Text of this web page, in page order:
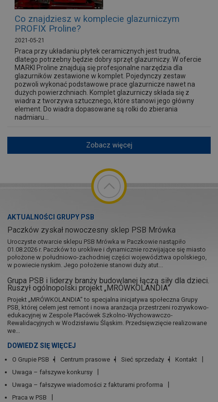
Co znajdziesz w komplecie glazurniczym
PROFIX Proline?
2021-05-21
Praca przy układaniu płytek ceramicznych jest trudna,
dlatego potrzebny będzie dobry sprzęt glazurniczy. W ofercie
MARKI Proline znajdują się profesjonalne narzędzia dla
glazurników zestawione w komplet. Pojedynczy zestaw
pozwoli wykonać podstawowe prace glazurnicze nawet na
dużych powierzchniach. Komplet glazurniczy składa się z
wiadra z tworzywa sztucznego, które stanowi jego główny
element. Do wiadra dopasowane są rolki do zbierania
nadmiaru...
Zobacz więcej
AKTUALNOŚCI GRUPY PSB
Paczków zyskał nowoczesny sklep PSB Mrówka
Uroczyste otwarcie sklepu PSB Mrówka w Paczkowie nastąpiło
01.08.2026 r. Paczków to urokliwe i dynamicznie rozwijające się miasto
położone w południowo-zachodniej części województwa opolskiego,
w powiecie nyskim. Jego położenie stanowi duży atut...
Grupa PSB i liderzy branży budowlanej łączą siły dla dzieci.
Ruszył ogólnopolski projekt „MRÓWKOLANDIA”
Projekt „MRÓWKOLANDIA” to specjalna inicjatywa społeczna Grupy
PSB, której celem jest remont i nowa aranżacja przestrzeni rozrywkowo-
edukacyjnej w Zespole Placówek Szkolno-Wychowawczo-
Rewalidacyjnych w Wodzisławiu Śląskim. Przedsięwzięcie realizowane
we...
DOWIEDZ SIĘ WIĘCEJ
O Grupie PSB Centrum prasowe Sieć sprzedaży
Kontakt
Uwaga – fałszywe konkursy
Uwaga – fałszywe wiadomości z fakturami proforma
Praca w PSB